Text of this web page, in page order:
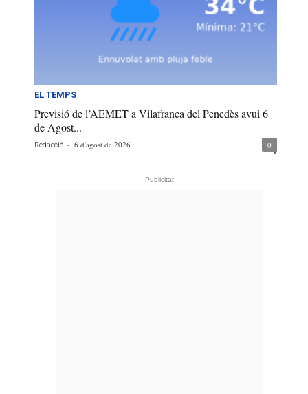
EL TEMPS
Previsió de l’AEMET a Vilafranca del Penedès avui 6
de Agost...
Redacció - 6 d'agost de 2026 0
- Publicitat -